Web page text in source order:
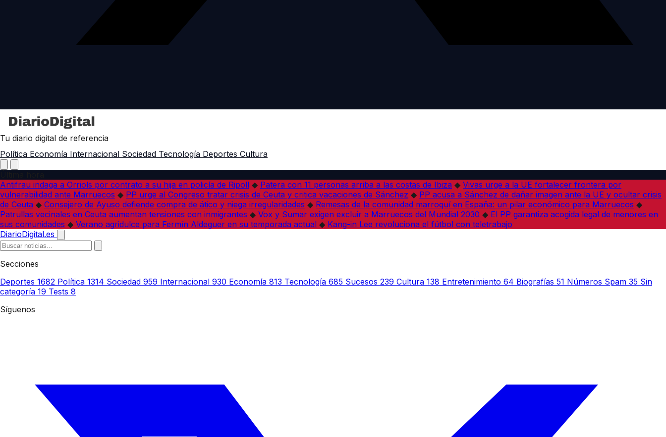
Tu diario digital de referencia
Política Economía Internacional Sociedad Tecnología Deportes Cultura
Antifrau indaga a Orriols por contrato a su hija en policía de Ripoll ◆ Patera con 11 personas arriba a las costas de Ibiza ◆ Vivas urge a la UE fortalecer frontera por
vulnerabilidad ante Marruecos ◆ PP urge al Congreso tratar crisis de Ceuta y critica vacaciones de Sánchez ◆ PP acusa a Sánchez de dañar imagen ante la UE y ocultar crisis
de Ceuta ◆ Consejero de Ayuso defiende compra de ático y niega irregularidades ◆ Remesas de la comunidad marroquí en España: un pilar económico para Marruecos ◆
Patrullas vecinales en Ceuta aumentan tensiones con inmigrantes ◆ Vox y Sumar exigen excluir a Marruecos del Mundial 2030 ◆ El PP garantiza acogida legal de menores en
sus comunidades ◆ Verano agridulce para Fermín Aldeguer en su temporada actual ◆ Kang-in Lee revoluciona el fútbol con teletrabajo
DiarioDigital.es
Secciones
Deportes 1682 Política 1314 Sociedad 959 Internacional 930 Economía 813 Tecnología 685 Sucesos 239 Cultura 138 Entretenimiento 64 Biografías 51 Números Spam 35 Sin
categoría 19 Tests 8
Síguenos